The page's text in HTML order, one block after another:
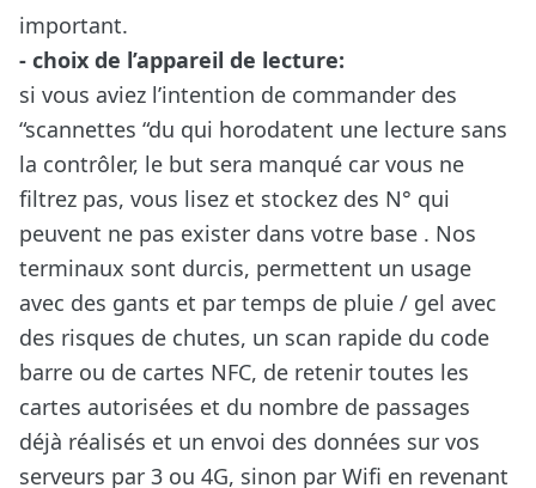
important.
- choix de l’appareil de lecture:
si vous aviez l’intention de commander des
“scannettes “du qui horodatent une lecture sans
la contrôler, le but sera manqué car vous ne
filtrez pas, vous lisez et stockez des N° qui
peuvent ne pas exister dans votre base . Nos
terminaux sont durcis, permettent un usage
avec des gants et par temps de pluie / gel avec
des risques de chutes, un scan rapide du code
barre ou de cartes NFC, de retenir toutes les
cartes autorisées et du nombre de passages
déjà réalisés et un envoi des données sur vos
serveurs par 3 ou 4G, sinon par Wifi en revenant